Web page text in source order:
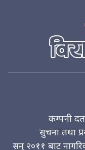
कम्पनी
सुचना तथा
सन् २०११ बाट